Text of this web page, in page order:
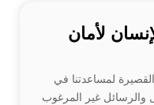
لأمان
لمساعدتنا في
والرسائل غير المرغوب